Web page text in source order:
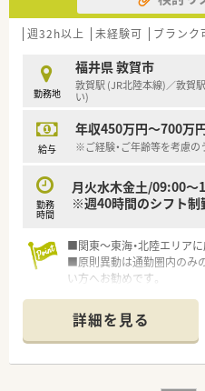
週32h以上 未経験可 ブランク
勤務地
福井県 敦賀市
敦賀駅 (JR北陸本線)／敦賀
い)
給与
年収450万円～700万
※ご経験・ご年齢等を考慮の
勤務
時間
月火水木金土/09:00～
※週40時間のシフト制
■関東～東海・北陸エリア
■原則異動は通勤圏内のみ
い方へお勧めです。
詳細を見る